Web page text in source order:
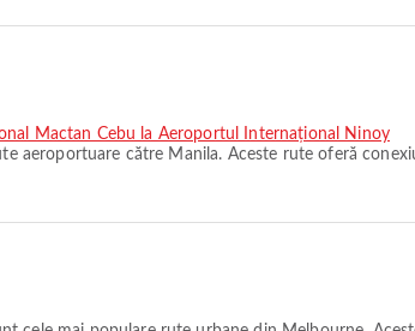
Mactan Cebu la Aeroportul Internațional Ninoy
aeroportuare către Manila. Aceste rute oferă